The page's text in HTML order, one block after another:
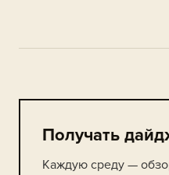
Получать
Каждую среду —